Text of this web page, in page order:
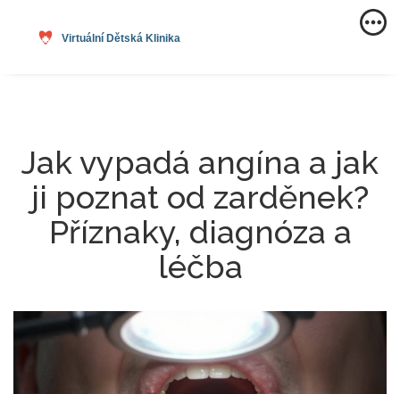
Jak vypadá angína a jak
ji poznat od zarděnek?
Příznaky, diagnóza a
léčba